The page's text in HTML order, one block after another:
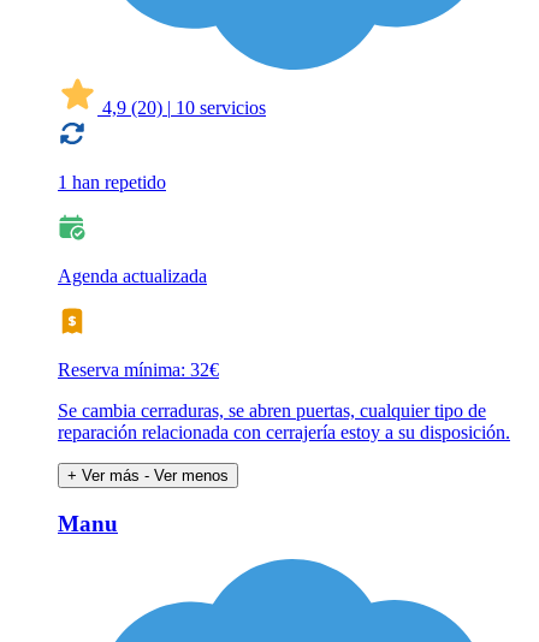
4,9 (20) | 10 servicios
1 han repetido
Agenda actualizada
Reserva mínima: 32€
Se cambia cerraduras, se abren puertas, cualquier tipo de
reparación relacionada con cerrajería estoy a su disposición.
+ Ver más - Ver menos
Manu